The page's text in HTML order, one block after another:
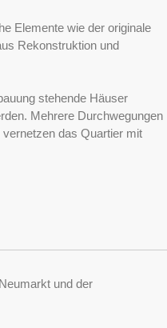
Elemente wie der originale
Rekonstruktion und
stehende Häuser
Mehrere Durchwegungen
das Quartier mit
und der